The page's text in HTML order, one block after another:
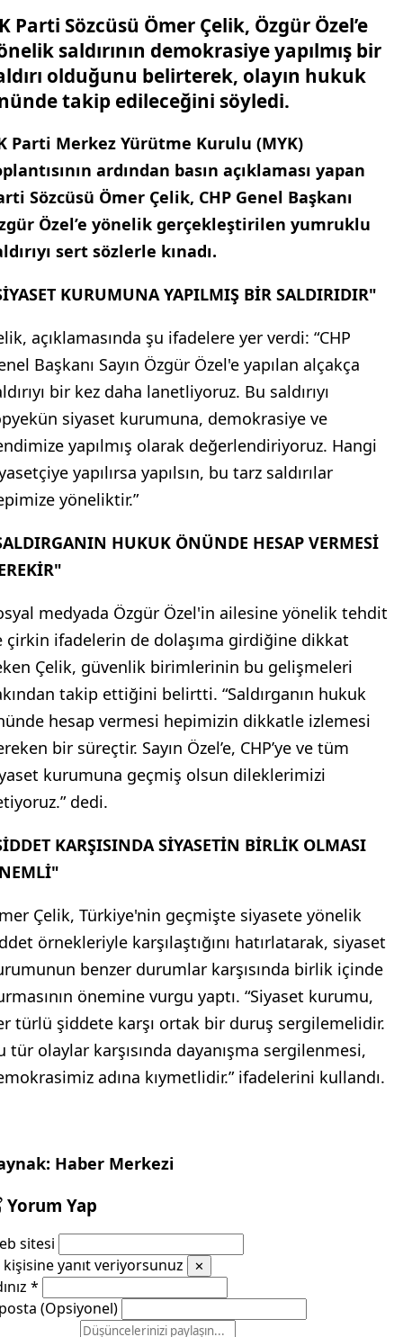
Parti Sözcüsü Ömer Çelik, Özgür Özel’e
saldırının demokrasiye yapılmış bir
olduğunu belirterek, olayın hukuk
takip edileceğini söyledi.
Parti Merkez Yürütme Kurulu (MYK)
ardından basın açıklaması yapan
Sözcüsü Ömer Çelik, CHP Genel Başkanı
Özel’e yönelik gerçekleştirilen yumruklu
sert sözlerle kınadı.
KURUMUNA YAPILMIŞ BİR SALDIRIDIR"
açıklamasında şu ifadelere yer verdi: “CHP
Başkanı Sayın Özgür Özel'e yapılan alçakça
bir kez daha lanetliyoruz. Bu saldırıyı
siyaset kurumuna, demokrasiye ve
yapılmış olarak değerlendiriyoruz. Hangi
yapılırsa yapılsın, bu tarz saldırılar
yöneliktir.”
HUKUK ÖNÜNDE HESAP VERMESİ
medyada Özgür Özel'in ailesine yönelik tehdit
çirkin ifadelerin de dolaşıma girdiğine dikkat
Çelik, güvenlik birimlerinin bu gelişmeleri
takip ettiğini belirtti. “Saldırganın hukuk
hesap vermesi hepimizin dikkatle izlemesi
bir süreçtir. Sayın Özel’e, CHP’ye ve tüm
kurumuna geçmiş olsun dileklerimizi
dedi.
KARŞISINDA SİYASETİN BİRLİK OLMASI
Çelik, Türkiye'nin geçmişte siyasete yönelik
örnekleriyle karşılaştığını hatırlatarak, siyaset
benzer durumlar karşısında birlik içinde
önemine vurgu yaptı. “Siyaset kurumu,
türlü şiddete karşı ortak bir duruş sergilemelidir.
tür olaylar karşısında dayanışma sergilenmesi,
adına kıymetlidir.” ifadelerini kullandı.
Haber Merkezi
Yorum Yap
sitesi
kişisine yanıt veriyorsunuz
✕
*
(Opsiyonel)